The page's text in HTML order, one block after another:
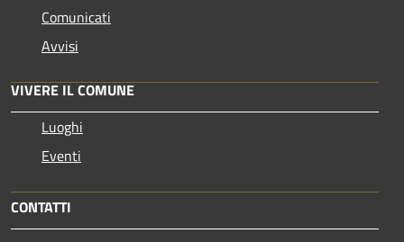
Comunicati
Avvisi
VIVERE IL COMUNE
Luoghi
Eventi
CONTATTI